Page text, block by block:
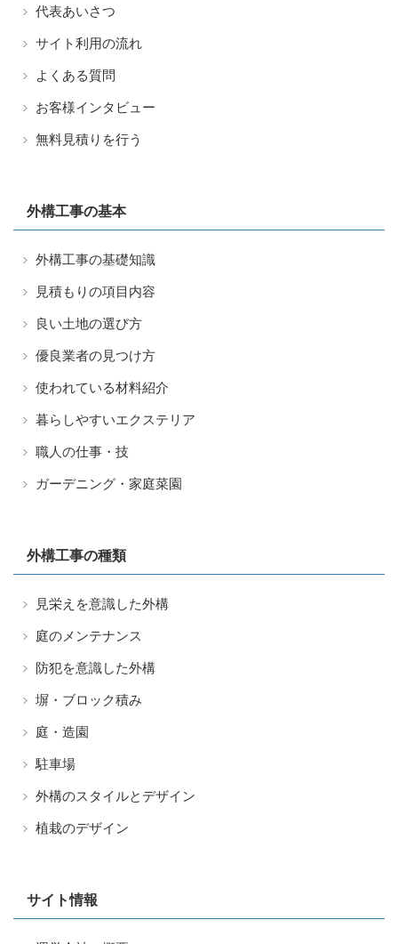
代表あいさつ
サイト利用の流れ
よくある質問
お客様インタビュー
無料見積りを行う
外構工事の基本
外構工事の基礎知識
見積もりの項目内容
良い土地の選び方
優良業者の見つけ方
使われている材料紹介
暮らしやすいエクステリア
職人の仕事・技
ガーデニング・家庭菜園
外構工事の種類
見栄えを意識した外構
庭のメンテナンス
防犯を意識した外構
塀・ブロック積み
庭・造園
駐車場
外構のスタイルとデザイン
植栽のデザイン
サイト情報